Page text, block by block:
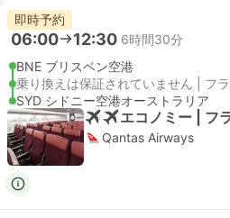
即時予約
06:00 12:30 6時間30分
BNE ブリスベン空港
乗り換えは保証されていません | フ
SYD シドニー空港オーストラリア
エコノミー | フ
Qantas Airways